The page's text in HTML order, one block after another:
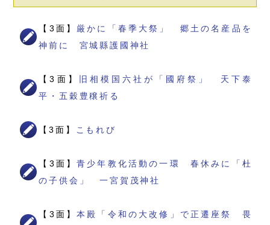
【3面】 厳かに「春季大祭」 郷土の名産品を
神前に 宮城縣護國神社
【3面】
旧相模国六社が「國府祭」 天下泰
平・五穀豊穣祈る
【3面】 こもれび
【3面】青少年教化活動の一環 春休みに「杜
の子供会」 一宮賀茂神社
【3面】本殿「令和の大改修」で正遷座祭 畏